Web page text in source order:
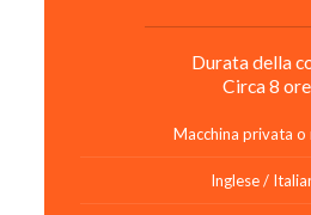
Durata della
Circa 8 ore.
Macchina privata o
Inglese /